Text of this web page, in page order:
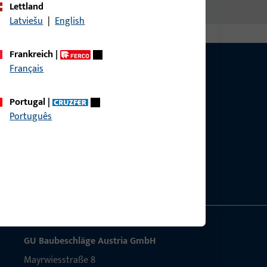
Lettland
Latviešu | English
Frankreich|
Français
Portugal|
Português
GU Baubeschläge Aus­tria GmbH
Mayrwies­straße 8